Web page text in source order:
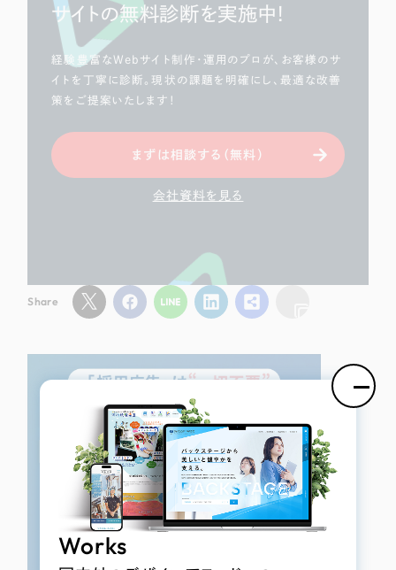
Works
サイトの無料診断を実施中！
経験豊富なWebサイト制作・運用のプロが、お客様のサ
イトを丁寧に診断。現状の課題を明確にし、最適な改善
策をご提案いたします！
まずは相談する（無料）
会社資料を見る
Share